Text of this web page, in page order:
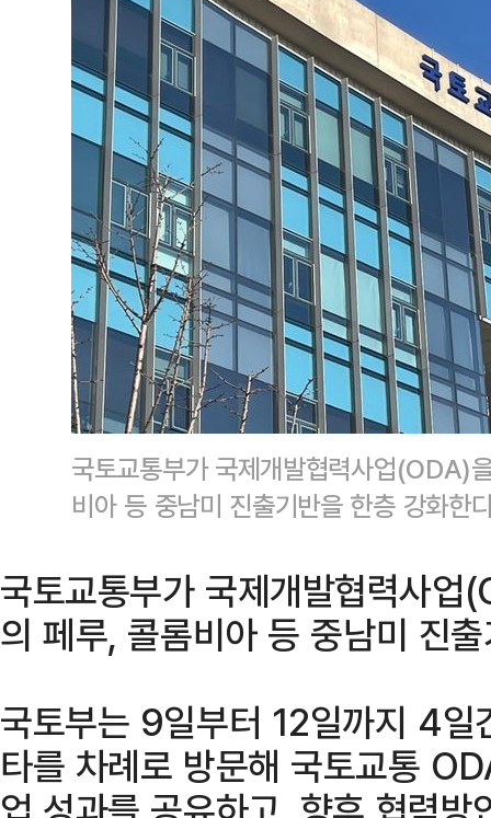
국토교통부가 국제개발협력사업(ODA)
비아 등 중남미 진출기반을 한층 강화
국토교통부가 국제개발협력사
의 페루, 콜롬비아 등 중남미 진
국토부는 9일부터 12일까지 4일
타를 차례로 방문해 국토교통